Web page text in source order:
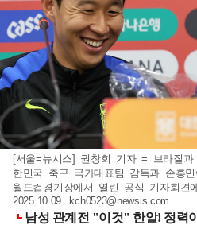
[서울=뉴시스] 권창회 기자 = 브라질
한민국 축구 국가대표팀 감독과 손흥
월드컵경기장에서 열린 공식 기자회견
2025.10.09. kch0523@newsis.com